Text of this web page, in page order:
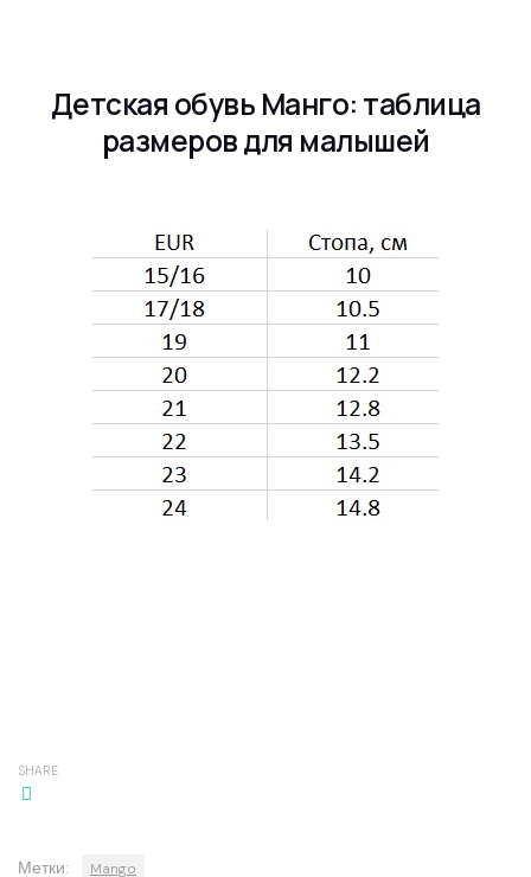
Детская обувь Манго: таблица
размеров для малышей
SHARE
Метки: Mango